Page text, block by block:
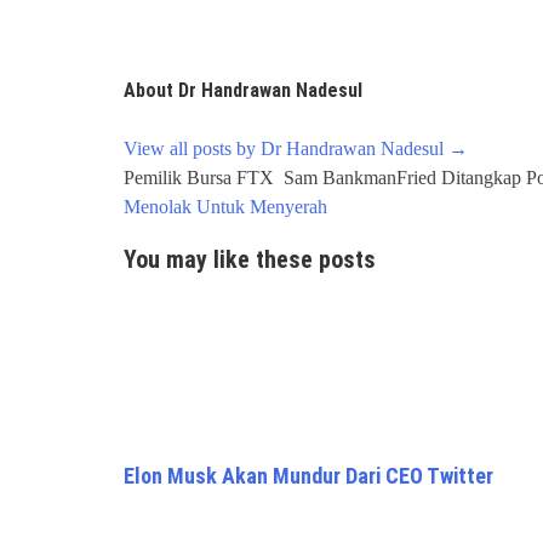
About Dr Handrawan Nadesul
View all posts by Dr Handrawan Nadesul →
Post
navigation
Pemilik Bursa FTX Sam BankmanFried Ditangkap
Menolak Untuk Menyerah
You may like these posts
Elon Musk Akan Mundur Dari CEO Twitter